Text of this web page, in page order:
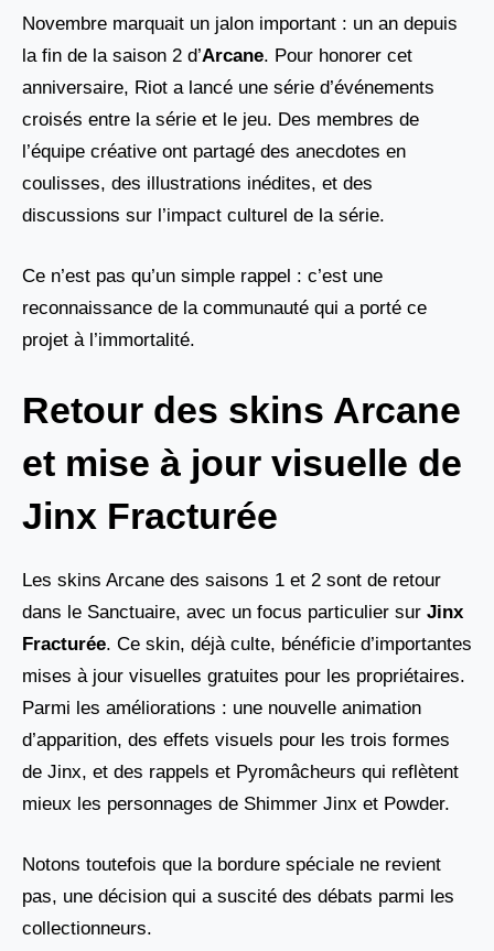
Novembre marquait un jalon important : un an depuis
la fin de la saison 2 d’Arcane. Pour honorer cet
anniversaire, Riot a lancé une série d’événements
croisés entre la série et le jeu. Des membres de
l’équipe créative ont partagé des anecdotes en
coulisses, des illustrations inédites, et des
discussions sur l’impact culturel de la série.
Ce n’est pas qu’un simple rappel : c’est une
reconnaissance de la communauté qui a porté ce
projet à l’immortalité.
Retour des skins Arcane
et mise à jour visuelle de
Jinx Fracturée
Les skins Arcane des saisons 1 et 2 sont de retour
dans le Sanctuaire, avec un focus particulier sur Jinx
Fracturée. Ce skin, déjà culte, bénéficie d’importantes
mises à jour visuelles gratuites pour les propriétaires.
Parmi les améliorations : une nouvelle animation
d’apparition, des effets visuels pour les trois formes
de Jinx, et des rappels et Pyromâcheurs qui reflètent
mieux les personnages de Shimmer Jinx et Powder.
Notons toutefois que la bordure spéciale ne revient
pas, une décision qui a suscité des débats parmi les
collectionneurs.